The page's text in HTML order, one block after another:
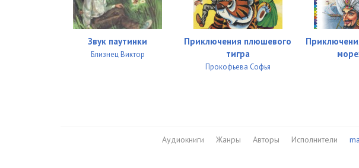
Звук паутинки
Близнец Виктор
Приключения плюшевого
тигра
Прокофьева Софья
Аудиокниги Жанры Авторы Исполнители